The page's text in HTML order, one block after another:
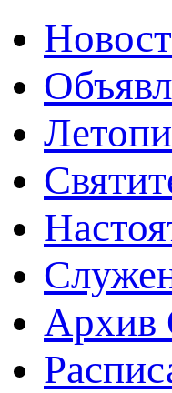
Архив